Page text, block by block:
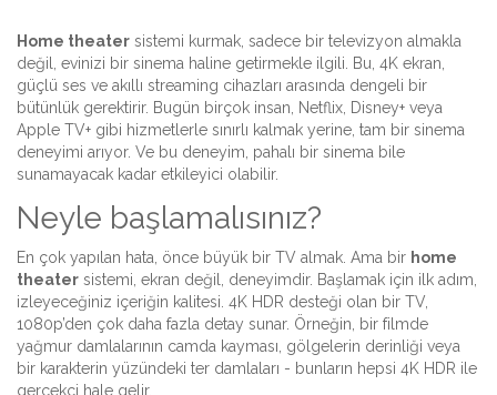
Home theater sistemi kurmak, sadece bir televizyon almakla
değil, evinizi bir sinema haline getirmekle ilgili. Bu, 4K ekran,
güçlü ses ve akıllı streaming cihazları arasında dengeli bir
bütünlük gerektirir. Bugün birçok insan, Netflix, Disney+ veya
Apple TV+ gibi hizmetlerle sınırlı kalmak yerine, tam bir sinema
deneyimi arıyor. Ve bu deneyim, pahalı bir sinema bile
sunamayacak kadar etkileyici olabilir.
Neyle başlamalısınız?
En çok yapılan hata, önce büyük bir TV almak. Ama bir home
theater sistemi, ekran değil, deneyimdir. Başlamak için ilk adım,
izleyeceğiniz içeriğin kalitesi. 4K HDR desteği olan bir TV,
1080p’den çok daha fazla detay sunar. Örneğin, bir filmde
yağmur damlalarının camda kayması, gölgelerin derinliği veya
bir karakterin yüzündeki ter damlaları - bunların hepsi 4K HDR ile
gerçekçi hale gelir.